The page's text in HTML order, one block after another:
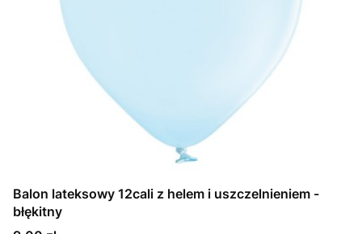
Balon lateksowy 12cali z helem i uszczelnieniem -
błękitny